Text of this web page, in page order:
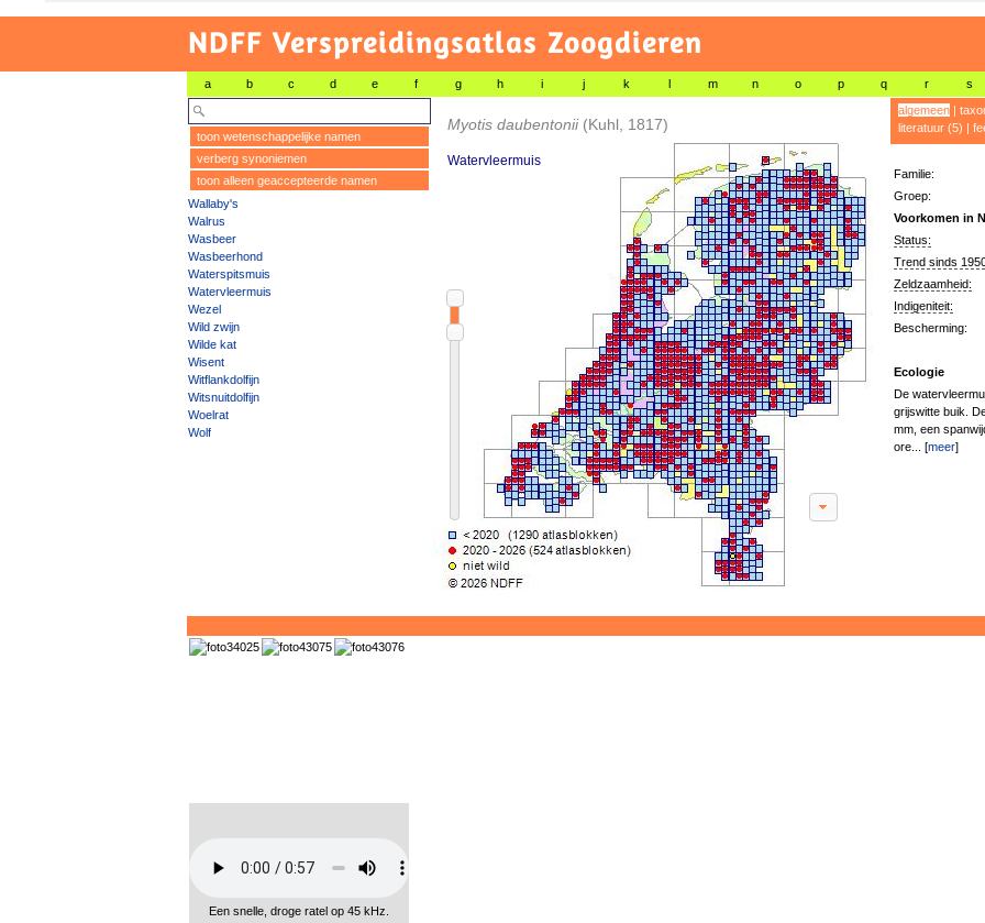
NDFF Verspreidingsatlas Zoogdieren
a b c d e f g h i j k l m n o p q r s
toon wetenschappelijke namen
verberg synoniemen
toon alleen geaccepteerde namen
Wallaby's
Walrus
Wasbeer
Wasbeerhond
Waterspitsmuis
Watervleermuis
Wezel
Wild zwijn
Wilde kat
Wisent
Witflankdolfijn
Witsnuitdolfijn
Woelrat
Wolf
Myotis daubentonii (Kuhl, 1817)
Watervleermuis
algemeen|
literatuur (5) |
Familie:
Groep:
Voorkomen in
Status:
Trend sinds
Zeldzaamheid:
Indigeniteit:
Bescherming:
Ecologie
De
grijswitte buik.
mm, een
ore... [meer]
Een snelle, droge ratel op 45 kHz.